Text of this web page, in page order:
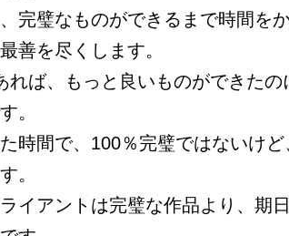
完璧なものができるまで時間を
善を尽くします。
れば、もっと良いものができた
。
時間で、100％完璧ではないけ
。
イアントは完璧な作品より、期